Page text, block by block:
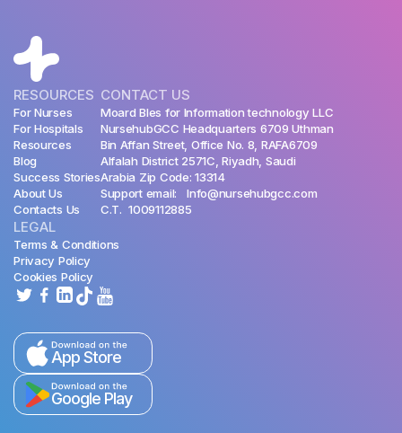
RESOURCES
For Nurses
For Hospitals
Resources
Blog
Success Stories
About Us
Contacts Us
CONTACT US
Moard Bles for Information technology LLC
NursehubGCC Headquarters 6709 Uthman
Bin Affan Street, Office No. 8, RAFA6709
Alfalah District 2571C, Riyadh, Saudi
Arabia Zip Code: 13314
Support email: Info@nursehubgcc.com
C.T. 1009112885
LEGAL
Terms & Conditions
Privacy Policy
Cookies Policy
App Store
Google Play